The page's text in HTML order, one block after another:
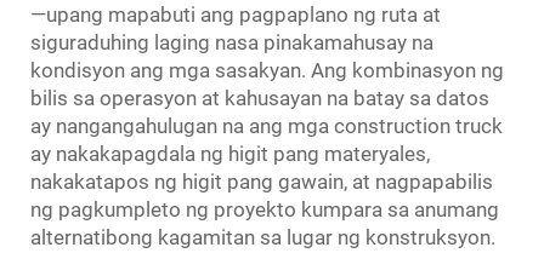
—upang mapabuti ang pagpaplano ng ruta at
siguraduhing laging nasa pinakamahusay na
kondisyon ang mga sasakyan. Ang kombinasyon ng
bilis sa operasyon at kahusayan na batay sa datos
ay nangangahulugan na ang mga construction truck
ay nakakapagdala ng higit pang materyales,
nakakatapos ng higit pang gawain, at nagpapabilis
ng pagkumpleto ng proyekto kumpara sa anumang
alternatibong kagamitan sa lugar ng konstruksyon.